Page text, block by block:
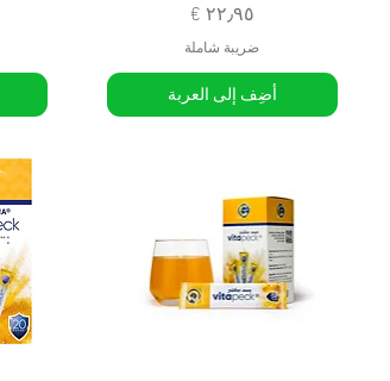
السعر
ضريبة شاملة
أضِف إلى العربة